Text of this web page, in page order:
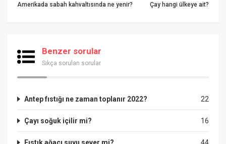
Amerikada sabah kahvaltısında ne yenir? Çay hangi ülkeye ait?
Benzer sorular
Sıkça sorulan sorular
22
Antep fıstığı ne zaman toplanır 2022?
16
Çayı soğuk içilir mi?
44
Fıstık ağacı suyu sever mi?